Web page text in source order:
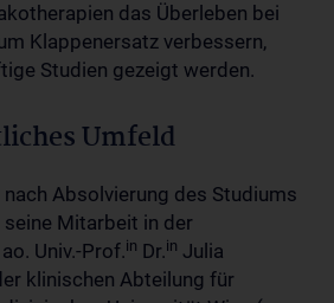
das Überleben bei
Klappenersatz verbessern,
Studien gezeigt werden.
Umfeld
Absolvierung des Studiums
Mitarbeit in der
Univ.-Prof.in Dr.in Julia
klinischen Abteilung für